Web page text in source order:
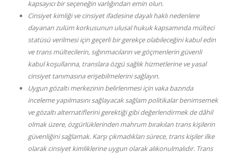
kapsayıcı bir seçeneğin varlığından emin olun.
Cinsiyet kimliği ve cinsiyet ifadesine dayalı haklı nedenlere
dayanan zulüm korkusunun ulusal hukuk kapsamında mülteci
statüsü verilmesi için geçerli bir gerekçe olabileceğini kabul edin
ve trans mültecilerin, sığınmacıların ve göçmenlerin güvenli
kabul koşullarına, translara özgü sağlık hizmetlerine ve yasal
cinsiyet tanımasına erişebilmelerini sağlayın.
Uygun gözaltı merkezinin belirlenmesi için vaka bazında
inceleme yapılmasını sağlayacak sağlam politikalar benimsemek
ve gözaltı alternatiflerini gerektiği gibi değerlendirmek de dâhil
olmak üzere, özgürlüklerinden mahrum bırakılan trans kişilerin
güvenliğini sağlamak. Karşı çıkmadıkları sürece, trans kişiler ilke
olarak cinsiyet kimliklerine uygun olarak alıkonulmalıdır. Trans